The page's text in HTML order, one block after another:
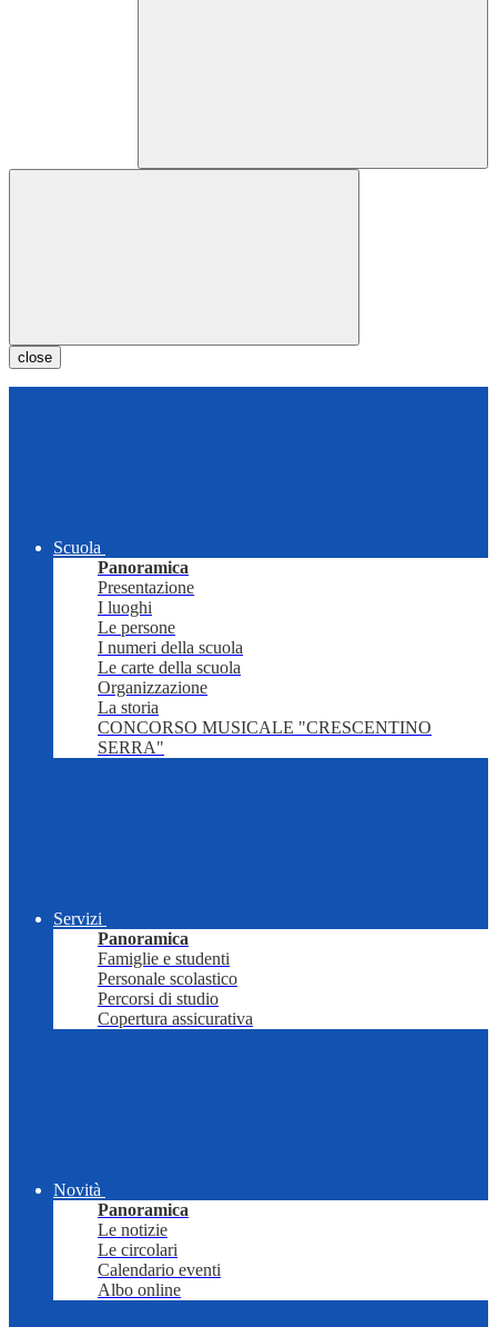
close
Scuola
Panoramica
Presentazione
I luoghi
Le persone
I numeri della scuola
Le carte della scuola
Organizzazione
La storia
CONCORSO MUSICALE "CRESCENTINO
SERRA"
Servizi
Panoramica
Famiglie e studenti
Personale scolastico
Percorsi di studio
Copertura assicurativa
Novità
Panoramica
Le notizie
Le circolari
Calendario eventi
Albo online